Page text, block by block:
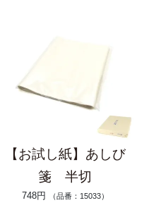
【お試し紙】あしび
箋 半切
748円 （品番：15033）